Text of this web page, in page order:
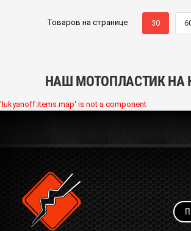
Товаров на странице 30
НАШ МОТОПЛАСТИК НА
'lukyanoff:items.map' is not a component